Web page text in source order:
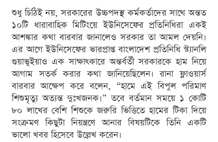
শুধু চিঠিই নয়, সরকারের উচ্চপদস্থ কর্মকর্তাদের সাথে অন্তত
১০টি ধারাবাহিক মিটিংয়ে ইউনিসেফের প্রতিনিধিরা একই
আশঙ্কার কথা বারবার জানালেও সরকার তা আমল দেয়নি।
এর আগে ইউনিসেফের ভারপ্রাপ্ত বাংলাদেশ প্রতিনিধি স্ট্যানলি
গুয়াভুইয়াও এক সাক্ষাৎকারে অন্তর্বর্তী সরকারকে হাম নিয়ে
আগাম সতর্ক করার কথা জানিয়েছিলেন। রানা ফ্লাওয়ার্স
বারবার আক্ষেপ করে বলেন, “হামে এই বিপুল পরিমাণ
শিশুমৃত্যু অত্যন্ত দুঃখজনক।” তবে বর্তমান সময়ে ১ কোটি
৮০ লাখের বেশি শিশুকে জরুরি ভিত্তিতে হামের টিকা দিয়ে
সংক্রমণ কিছুটা নিয়ন্ত্রণে আনার বিষয়টিকে তিনি একটি
ভালো খবর হিসেবে উল্লেখ করেন।